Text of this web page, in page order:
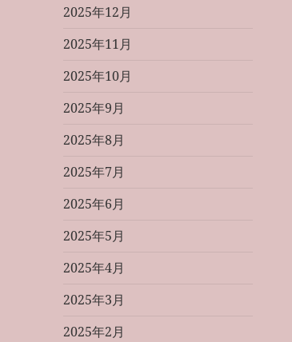
2025年12月
2025年11月
2025年10月
2025年9月
2025年8月
2025年7月
2025年6月
2025年5月
2025年4月
2025年3月
2025年2月